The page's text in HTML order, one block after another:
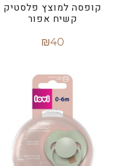
קופסה למוצץ פלסטיק
קשיח אפור
₪40